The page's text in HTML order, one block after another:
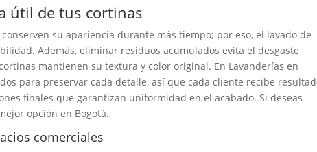
útil de tus cortinas
su apariencia durante más tiempo; por eso, el lavado de
Además, eliminar residuos acumulados evita el desgaste
mantienen su textura y color original. En Lavanderías en
para preservar cada detalle, así que cada cliente recibe
finales que garantizan uniformidad en el acabado. Si deseas
opción en Bogotá.
comerciales